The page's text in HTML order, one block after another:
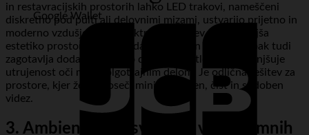
Google Wallet
in restavracijskih prostorih lahko LED trakovi, nameščeni
diskretno pod pulti ali delovnimi mizami, ustvarijo prijetno in
moderno vzdušje. Ta indirektna osvetlitev ne le izboljša
estetiko prostora in mu doda sofisticiran pridih, ampak tudi
zagotavlja dodatno, mehko delovno svetlobo, ki zmanjšuje
utrujenost oči med dolgotrajnim delom. Je odlična rešitev za
prostore, kjer želite doseči minimalističen, čist in sodoben
videz.
3. Ambientalna osvetlitev v sprejemnih